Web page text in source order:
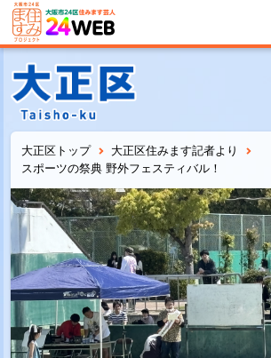
大正区トップ
大正区住みます記者より
スポーツの祭典 野外フェスティバル！